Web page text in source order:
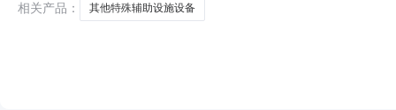
相关产品：
其他特殊辅助设施设备